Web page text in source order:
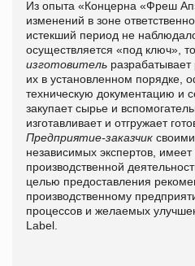
Из опыта «Концерна «Фреш
изменений в зоне
истекший период не
осуществляется «под ключ»,
изготовитель разрабатывает
их в установленном порядке,
техническую документацию и
закупает сырье и
изготавливает и отгружает
Предприятие-заказчик
независимых экспертов,
производственной
целью предоставления
производственному
процессов и желаемых
Label.